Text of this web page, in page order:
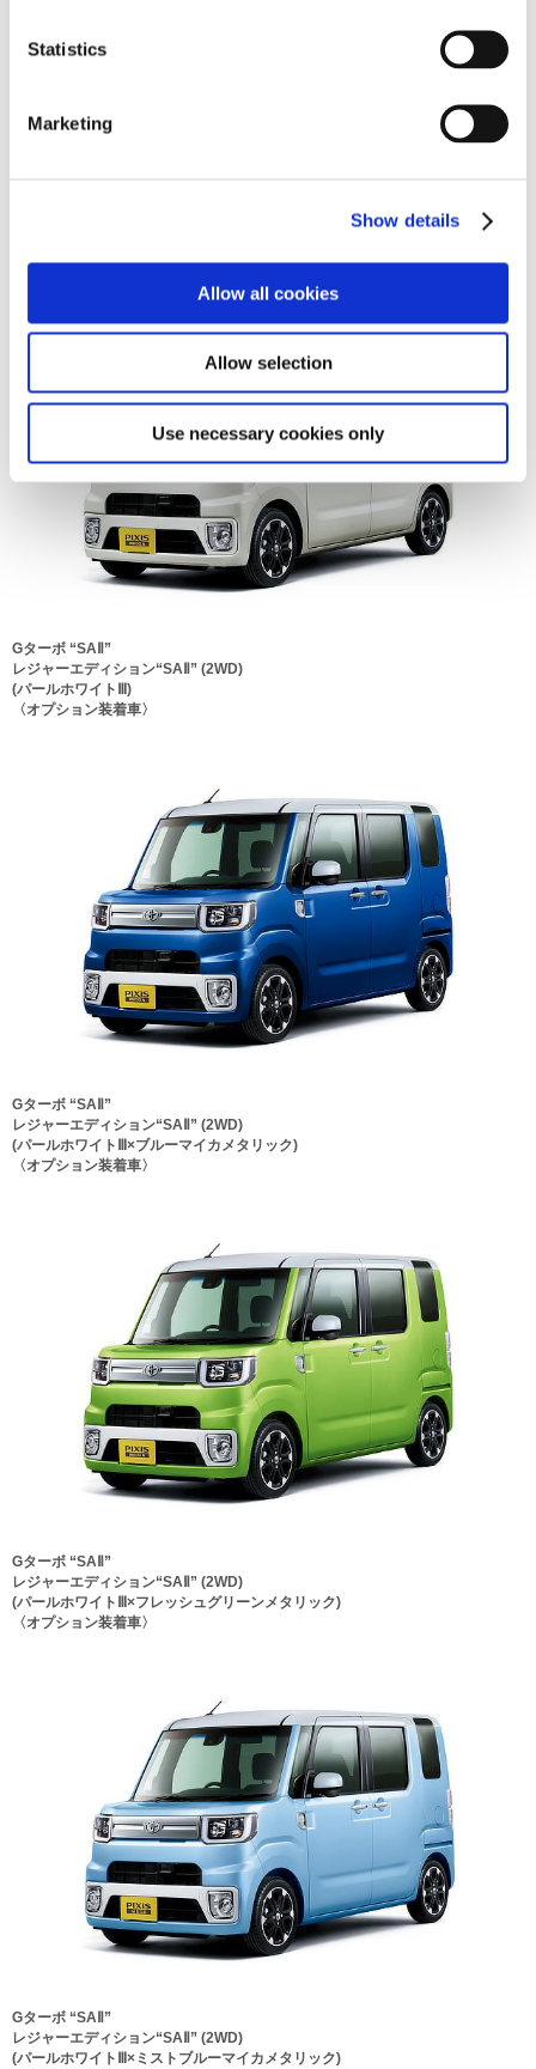
Statistics
Marketing
Show details
Allow all cookies
Allow selection
Use necessary cookies only
Gターボ “SAⅡ”
レジャーエディション“SAⅡ” (2WD)
(パールホワイトⅢ)
〈オプション装着車〉
Gターボ “SAⅡ”
レジャーエディション“SAⅡ” (2WD)
(パールホワイトⅢ×ブルーマイカメタリック)
〈オプション装着車〉
Gターボ “SAⅡ”
レジャーエディション“SAⅡ” (2WD)
(パールホワイトⅢ×フレッシュグリーンメタリック)
〈オプション装着車〉
Gターボ “SAⅡ”
レジャーエディション“SAⅡ” (2WD)
(パールホワイトⅢ×ミストブルーマイカメタリック)